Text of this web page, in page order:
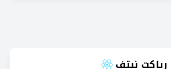
رياكت نيتف